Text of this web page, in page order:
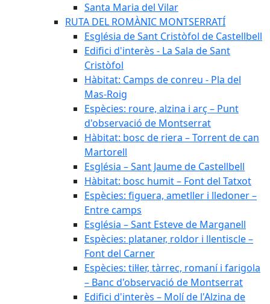
Santa Maria del Vilar
RUTA DEL ROMÀNIC MONTSERRATÍ
Església de Sant Cristòfol de Castellbell
Edifici d'interès - La Sala de Sant
Cristòfol
Hàbitat: Camps de conreu - Pla del
Mas-Roig
Espècies: roure, alzina i arç – Punt
d'observació de Montserrat
Hàbitat: bosc de riera – Torrent de can
Martorell
Església – Sant Jaume de Castellbell
Hàbitat: bosc humit – Font del Tatxot
Espècies: figuera, ametller i lledoner –
Entre camps
Església – Sant Esteve de Marganell
Espècies: plataner, roldor i llentiscle –
Font del Carner
Espècies: til·ler, tàrrec, romaní i farigola
– Banc d'observació de Montserrat
Edifici d'interès – Molí de l'Alzina de